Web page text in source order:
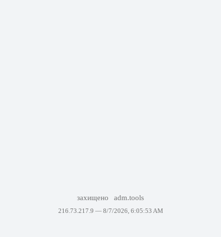
захищено adm.tools
216.73.217.9 — 8/7/2026, 6:05:53 AM